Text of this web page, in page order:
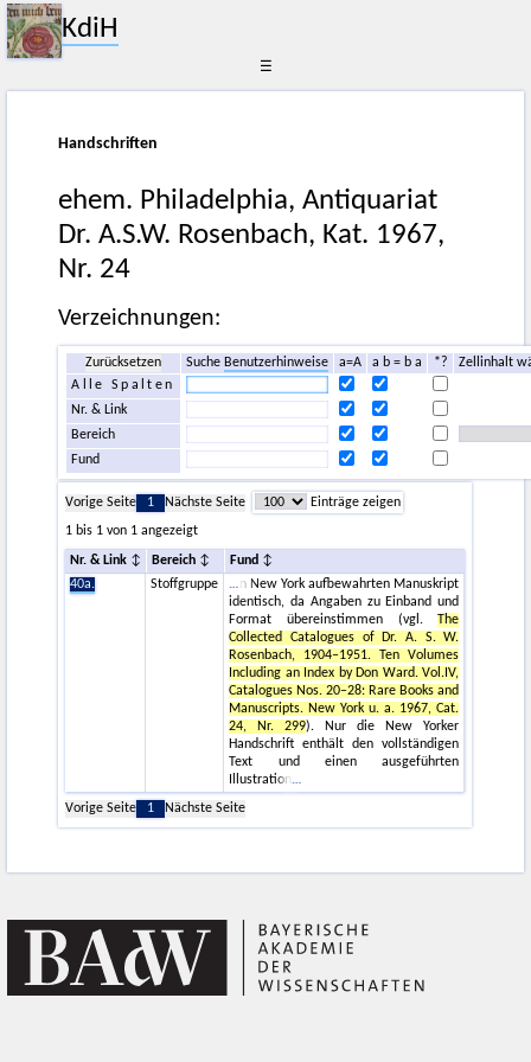
KdiH
☰
Handschriften
ehem. Philadelphia, Antiquariat
Dr. A.S.W. Rosenbach, Kat. 1967,
Nr. 24
Verzeichnungen:
Zurücksetzen SucheBenutzerhinweise a=A a b = b a *?
Zellinhalt
Alle Spalten
Nr. & Link
Bereich
Fund
Vorige Seite 1 Nächste Seite
Einträge zeigen
1 bis 1 von 1 angezeigt
Nr. & Link Bereich
Fund
40a.
Stoffgruppe
n New York aufbewahrten Manuskript
identisch, da Angaben zu Einband und
Format übereinstimmen (vgl.
The
Collected Catalogues of Dr. A. S. W.
Rosenbach, 1904–1951. Ten Volumes
Including an Index by Don Ward. Vol.IV,
Catalogues Nos. 20–28: Rare Books and
Manuscripts. New York u. a. 1967, Cat.
24, Nr. 299). Nur die New Yorker
Handschrift enthält den vollständigen
Text und einen ausgeführten
Illustration
Vorige Seite
1 Nächste Seite